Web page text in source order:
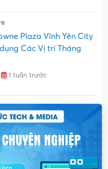
Plaza Vĩnh Yên City
Các Vị trí Tháng
1 tuần trước